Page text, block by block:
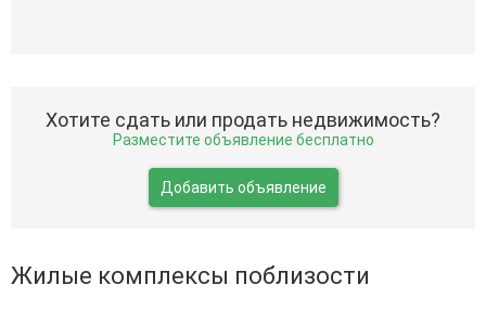
Хотите сдать или продать недвижимость?
Разместите объявление бесплатно
Добавить объявление
Жилые комплексы поблизости